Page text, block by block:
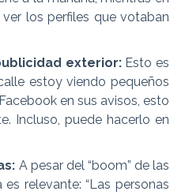
los perfiles que votaban
exterior:Esto es
estoy viendo pequeños
en sus avisos, esto
Incluso, puede hacerlo en
A pesar del “boom” de las
relevante: “Las personas